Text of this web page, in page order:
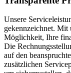
Unsere
gekennzeichnet. Mit
Möglichkeit, Ihre
Die
auf den
zusätzlichen